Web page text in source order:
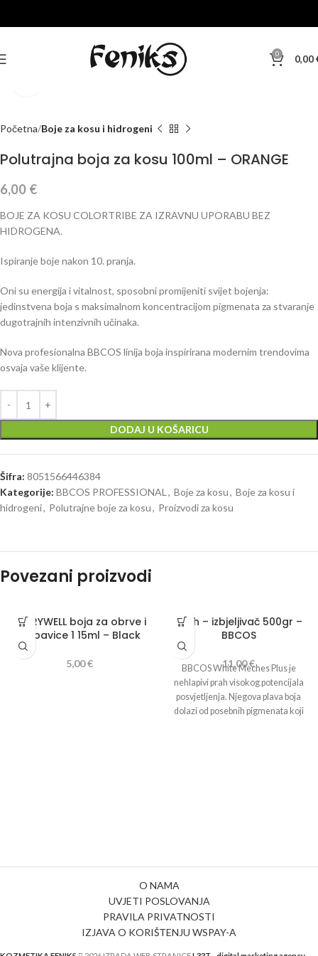
0 0,00
Početna Boje za kosu i hidrogeni
Polutrajna boja za kosu 100ml – ORANGE
6,00 €
BOJE ZA KOSU COLORTRIBE ZA IZRAVNU UPORABU BEZ
HIDROGENA.
Ispiranje boje nakon 10. pranja.
Oni su energija i vitalnost, sposobni promijeniti svijet bojenja:
jedinstvena boja s maksimalnom koncentracijom pigmenata za stvaranje
dugotrajnih intenzivnih učinaka.
Nova profesionalna BBCOS linija boja inspirirana modernim trendovima
osvaja vaše klijente.
DODAJ U KOŠARICU
Šifra: 8051566446384
Kategorije: BBCOS PROFESSIONAL , Boje za kosu, Boje za kosu i
hidrogeni, Polutrajne boje za kosu, Proizvodi za kosu
Povezani proizvodi
BERRYWELL boja za obrve i
trepavice 1 15ml – Black
5,00€
Blajh – izbjeljivač 500gr –
BBCOS
11,00€
BBCOS White Meches Plus je
nehlapivi prah visokog potencijala
posvjetljenja. Njegova plava boja
dolazi od posebnih pigmenata koji
O NAMA
UVJETI POSLOVANJA
PRAVILA PRIVATNOSTI
IZJAVA O KORIŠTENJU WSPAY-A